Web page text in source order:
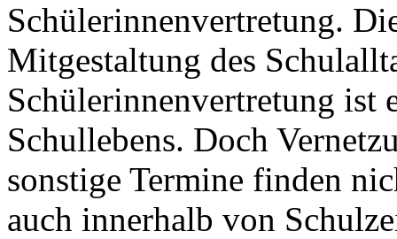
Schülerinnenvertretung.
Mitgestaltung des
Schülerinnenvertretung ist
Schullebens. Doch
sonstige Termine finden
auch innerhalb von